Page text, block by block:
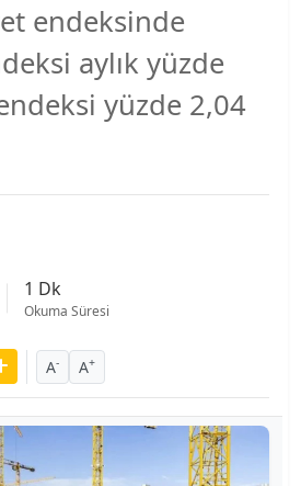
endeksinde
aylık yüzde
yüzde 2,04
1 Dk
Okuma Süresi
A- A+